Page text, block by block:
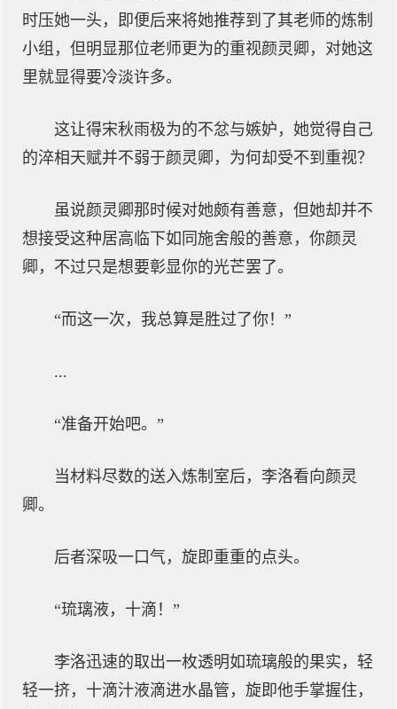
时压她一头，即便后来将她推荐到了其老师的炼制
小组，但明显那位老师更为的重视颜灵卿，对她这
里就显得要冷淡许多。
这让得宋秋雨极为的不忿与嫉妒，她觉得自己
的淬相天赋并不弱于颜灵卿，为何却受不到重视？
虽说颜灵卿那时候对她颇有善意，但她却并不
想接受这种居高临下如同施舍般的善意，你颜灵
卿，不过只是想要彰显你的光芒罢了。
“而这一次，我总算是胜过了你！”
...
“准备开始吧。”
当材料尽数的送入炼制室后，李洛看向颜灵
卿。
后者深吸一口气，旋即重重的点头。
“琉璃液，十滴！”
李洛迅速的取出一枚透明如琉璃般的果实，轻
轻一挤，十滴汁液滴进水晶管，旋即他手掌握住，